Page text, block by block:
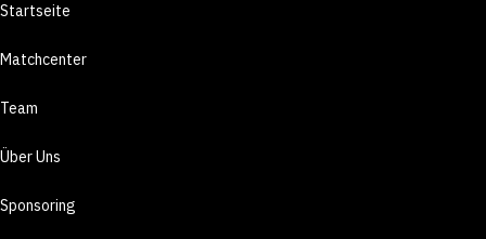
Startseite
Matchcenter
Team
Über Uns
Sponsoring